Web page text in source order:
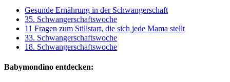
Gesunde Ernährung in der Schwangerschaft
35. Schwangerschaftswoche
11 Fragen zum Stillstart, die sich jede Mama stellt
33. Schwangerschaftswoche
18. Schwangerschaftswoche
Babymondino entdecken: